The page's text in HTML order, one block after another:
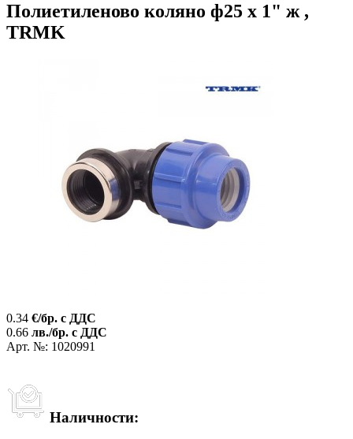
Полиетиленово коляно ф25 х 1" ж ,
TRMK
0.34 €/бр. с ДДС
0.66 лв./бр. с ДДС
Арт. №: 1020991
Наличности: